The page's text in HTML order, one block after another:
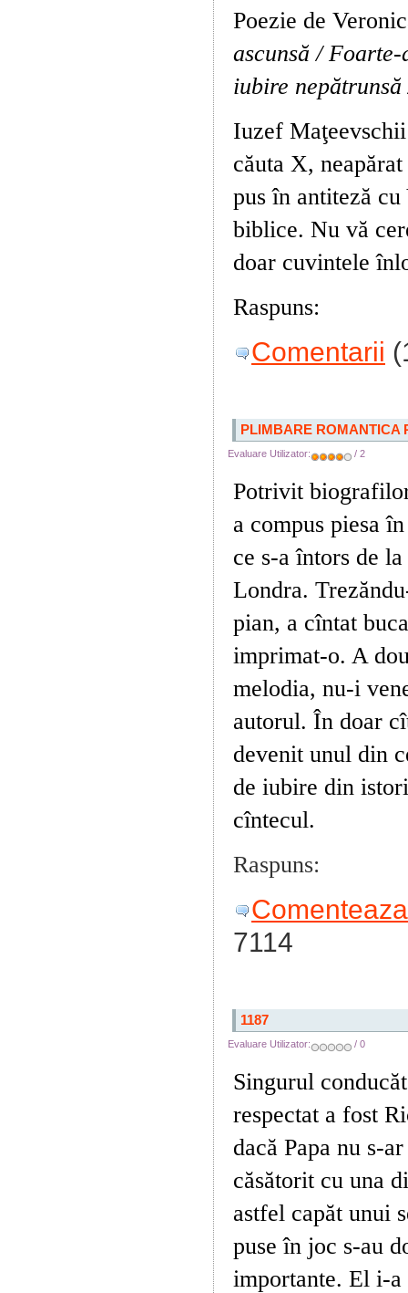
Poezie de
ascunsă /
iubire
Iuzef
căuta X,
pus în antiteză
biblice. Nu vă
doar cuvintele
Raspuns:
Comentarii
PLIMBARE ROMANTICA
Evaluare Utilizator: / 2
Potrivit
a compus piesa
ce s-a întors de
Londra.
pian, a cîntat
imprimat-o. A
melodia, nu-i
autorul. În doar
devenit unul din
de iubire din
cîntecul.
Raspuns:
7114
1187
Evaluare Utilizator: / 0
Singurul
respectat a fost
dacă Papa nu s-
căsătorit cu una
astfel capăt unui
puse în joc s-au
importante. El i-